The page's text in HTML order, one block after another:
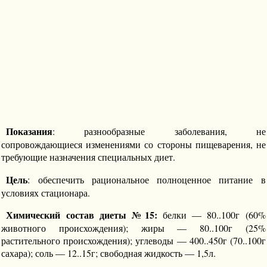
Показания: разнообразные заболевания, не
сопровождающиеся изменениями со стороны пищеварения, не
требующие назначения специальных диет.
Цель: обеспечить рациональное полноценное питание в
условиях стационара.
Химический состав диеты №15: белки — 80..100г (60%
животного происхождения); жиры — 80..100г (25%
растительного происхождения); углеводы — 400..450г (70..100г
сахара); соль — 12..15г; свободная жидкость — 1,5л.